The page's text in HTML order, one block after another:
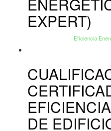
EXPERT)
Eficiencia
DE